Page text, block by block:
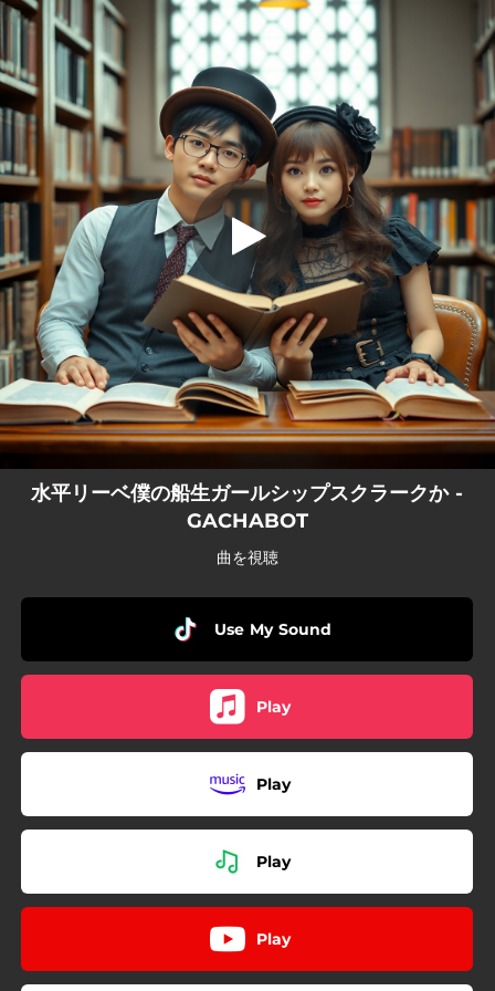
You're all set!
水平リーベ僕の船生ガールシップスクラーク
か
水平リーベ僕の船生ガールシップスクラークか
01:53
水平リーベ僕の船生ガールシップスクラークか -
GACHABOT
曲を視聴
Use My Sound
Play
Play
Play
Play